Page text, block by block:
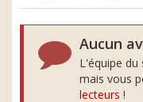
Aucun
L'équipe
mais vous
lecteurs !